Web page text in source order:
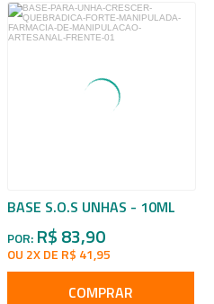
BASE S.O.S UNHAS - 10ML
POR: R$ 83,90
OU 2X DE R$ 41,95
COMPRAR